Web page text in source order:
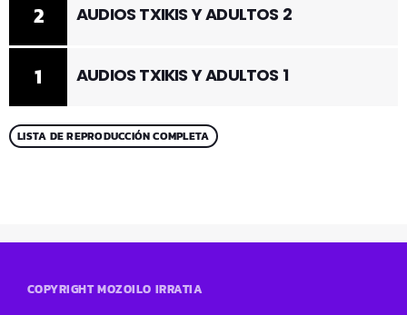
1 AUDIOS TXIKIS Y ADULTOS 1
2 AUDIOS TXIKIS Y ADULTOS 2
LISTA DE REPRODUCCIÓN COMPLETA
COPYRIGHT MOZOILO IRRATIA